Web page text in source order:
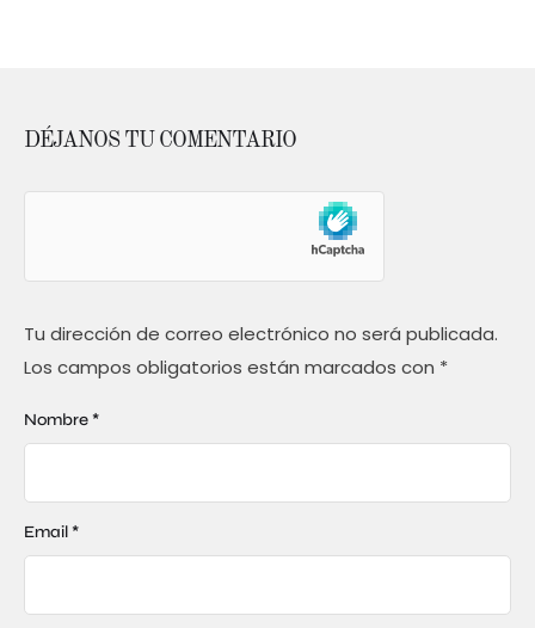
DÉJANOS TU COMENTARIO
Tu dirección de correo electrónico no será publicada.
Los campos obligatorios están marcados con *
Nombre *
Email *